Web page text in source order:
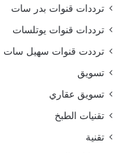
ترددات قنوات بدر سات
ترددات قنوات يوتلسات
ترددت قنوات سهيل سات
تسويق
تسويق عقاري
تقنيات الطبخ
تقنية